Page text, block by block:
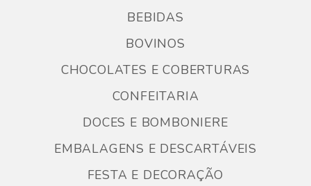
BEBIDAS
BOVINOS
CHOCOLATES E COBERTURAS
CONFEITARIA
DOCES E BOMBONIERE
EMBALAGENS E DESCARTÁVEIS
FESTA E DECORAÇÃO